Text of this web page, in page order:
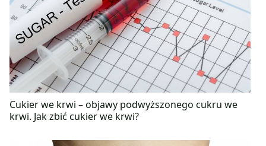
Cukier we krwi – objawy podwyższonego cukru we
krwi. Jak zbić cukier we krwi?